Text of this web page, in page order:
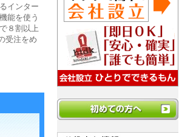
インター
能を使う
８割以上
受注をめ